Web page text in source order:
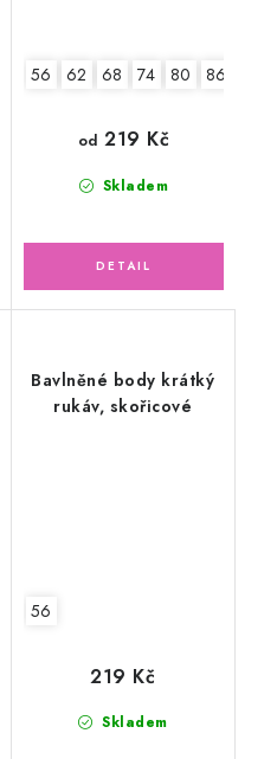
56 62 68 74 80 86
Skladem
od 219 Kč
Bavlněné body krátký
rukáv, skořicové
56
Skladem
219 Kč